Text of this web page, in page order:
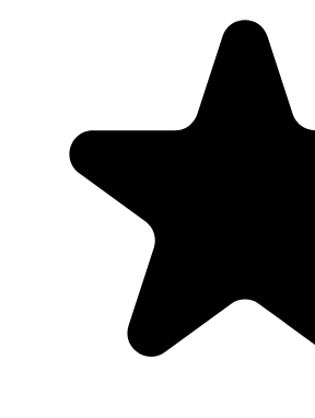
"Always have 101 things to do and this
prioritize like no other app can. It syncs to
when I add dates to tasks, they
Google Calendar, which is immensely
daily, weekly, and monthly overview in
clearly see how much I was able to
Excited to see how it will evolve over time."